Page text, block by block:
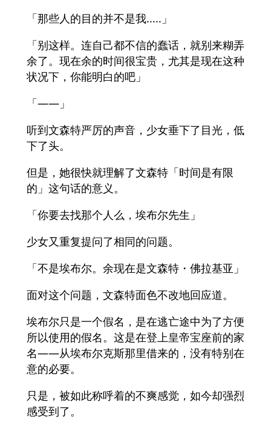
「那些人的目的并不是我.....」
「别这样。连自己都不信的蠢话，就别来糊弄
余了。现在余的时间很宝贵，尤其是现在这种
状况下，你能明白的吧」
「——」
听到文森特严厉的声音，少女垂下了目光，低
下了头。
但是，她很快就理解了文森特「时间是有限
的」这句话的意义。
「你要去找那个人么，埃布尔先生」
少女又重复提问了相同的问题。
「不是埃布尔。余现在是文森特・佛拉基亚」
面对这个问题，文森特面色不改地回应道。
埃布尔只是一个假名，是在逃亡途中为了方便
所以使用的假名。这是在登上皇帝宝座前的家
名——从埃布尔克斯那里借来的，没有特别在
意的必要。
只是，被如此称呼着的不爽感觉，如今却强烈
感受到了。